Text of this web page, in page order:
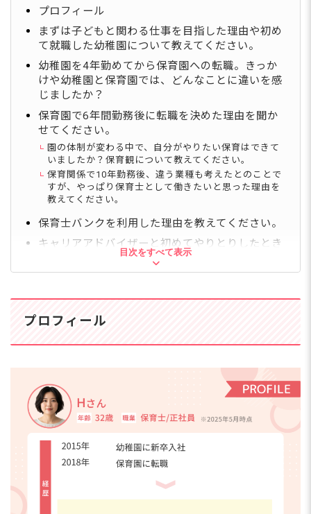
プロフィール
まずは子どもと関わる仕事を目指した理由や初め
て就職した幼稚園について教えてください。
幼稚園を4年勤めてから保育園への転職。きっか
けや幼稚園と保育園では、どんなことに違いを感
じましたか？
保育園で6年間勤務後に転職を決めた理由を聞か
せてください。
園の体制が変わる中で、自分がやりたい保育はできて
いましたか？保育観について教えてください。
保育関係で10年勤務後、違う業種も考えたとのことで
すが、やっぱり保育士として働きたいと思った理由を
教えてください。
保育士バンクを利用した理由を教えてください。
キャリアアドバイザーと初めてやりとりしたとき
の印象や採用までの流れを教えてください。
最初にキャリアアドバイザーに伝えた希望条件を教え
実際にキャリアアドバイザーから紹介された求人はど
のようなものでしたか？履歴書の書き方や面接の対策
で、何かアドバイスはありましたか？
用、2月に初旬には顔合わせだったと聞きました。と
内定後、今の保育園で働き始めた印象はどうです
か？
人間関係や職場の雰囲気はどうですか？
周りの方々に「自分の保育観を伝えられる」と感じた
エピソードがあれば教えてください。
りますか？
目次をすべて表示
プロフィール